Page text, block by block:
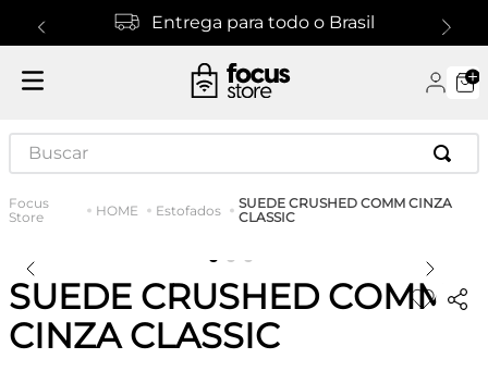
Entrega para todo o Brasil
Buscar
HOME Estofados
SUEDE CRUSHED COMM CINZA
CLASSIC
SUEDE CRUSHED COMM
CINZA CLASSIC